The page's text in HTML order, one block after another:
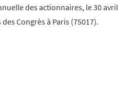
des actionnaires, le 30 avril
Congrès à Paris (75017).